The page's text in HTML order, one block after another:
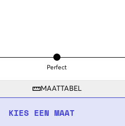
Perfect
MAATTABEL
KIES EEN MAAT